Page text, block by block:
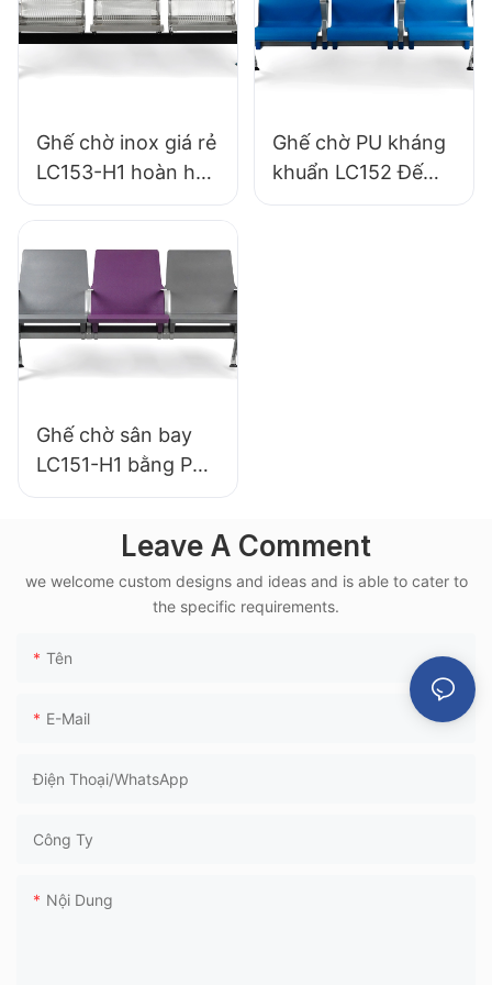
tiếp từ nhà máy.
Ghế chờ inox giá rẻ
LC153-H1 hoàn hảo
cho nhiều không
Ghế chờ PU kháng
khuẩn LC152 Đế
nhôm cho khu vực
Ghế chờ sân bay
LC151-H1 bằng PU
tiện dụng, khung
nhà ga đường sắt
cao tốc
Leave A Comment
we welcome custom designs and ideas and is able to cater to
the specific requirements.
Tên
E-Mail
Điện Thoại/WhatsApp
Công Ty
Nội Dung